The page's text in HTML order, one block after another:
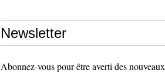
Newsletter
Abonnez-vous pour être averti des nouveaux